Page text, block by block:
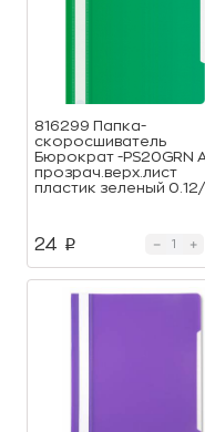
816299 Папка-
скоросшиватель
Бюрократ -PS20GRN
прозрач.верх.лист
пластик зеленый
24 p